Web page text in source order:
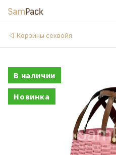
Корзины секвойя
В наличии
Новинка